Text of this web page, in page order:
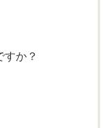
すか？